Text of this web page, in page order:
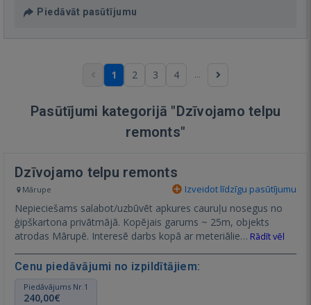
Piedāvāt pasūtījumu
1 2 3 4 ...
Pasūtījumi kategorijā "Dzīvojamo telpu
remonts"
Dzīvojamo telpu remonts
Mārupe Izveidot līdzīgu pasūtījumu
Nepieciešams salabot/uzbūvēt apkures cauruļu nosegus no
ģipškartona privātmājā. Kopējais garums ~ 25m, objekts
atrodas Mārupē. Interesē darbs kopā ar meteriālie… Rādīt vēl
Cenu piedāvājumi no izpildītājiem:
Piedāvājums Nr.1
240,00€